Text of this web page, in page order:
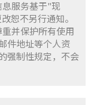
服务基于"现
恕不另行通知。
并保护所有使用
件地址等个人资
强制性规定，不会